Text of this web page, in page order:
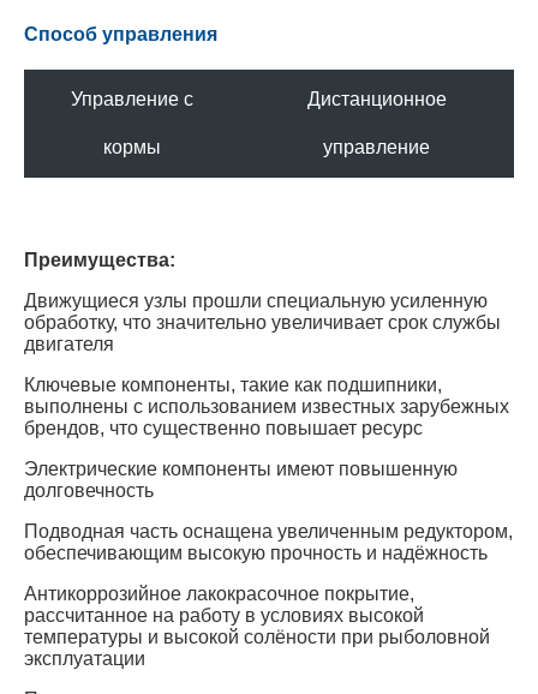
Способ управления
Управление с
кормы
Дистанционное
управление
Преимущества:
Движущиеся узлы прошли специальную усиленную
обработку, что значительно увеличивает срок службы
двигателя
Ключевые компоненты, такие как подшипники,
выполнены с использованием известных зарубежных
брендов, что существенно повышает ресурс
Электрические компоненты имеют повышенную
долговечность
Подводная часть оснащена увеличенным редуктором,
обеспечивающим высокую прочность и надёжность
Антикоррозийное лакокрасочное покрытие,
рассчитанное на работу в условиях высокой
температуры и высокой солёности при рыболовной
эксплуатации